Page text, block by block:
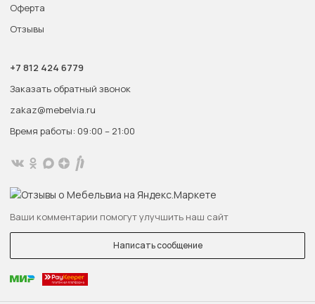
Оферта
Отзывы
+7 812 424 6779
Заказать обратный звонок
zakaz@mebelvia.ru
Время работы: 09:00 – 21:00
Ваши комментарии помогут улучшить наш сайт
Написать сообщение